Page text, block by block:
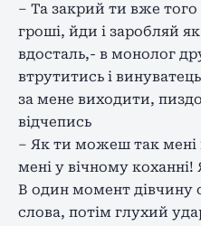
– Та закрий ти вже того
гроші, йди і заробляй
вдосталь,- в монолог
втрутитись і
за мене виходити,
відчепись
– Як ти можеш так мені
мені у вічному коханні!
В один момент дівчину
слова, потім глухий